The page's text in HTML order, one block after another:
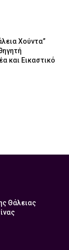
Χούντα”
και Εικαστικό
Θάλειας